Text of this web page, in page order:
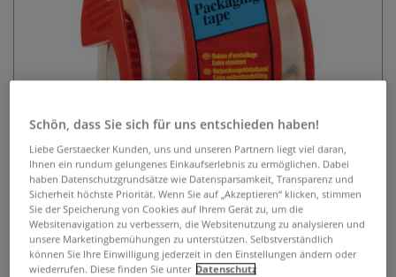
3M SCOTCH®
Verpackungsklebeband im
Schön, dass Sie sich für uns entschieden haben!
Liebe Gerstaecker Kunden, uns und unseren Partnern liegt viel daran,
Ihnen ein rundum gelungenes Einkaufserlebnis zu ermöglichen. Dabei
haben Datenschutzgrundsätze wie Datensparsamkeit, Transparenz und
Sicherheit höchste Priorität. Wenn Sie auf „Akzeptieren“ klicken, stimmen
Sie der Speicherung von Cookies auf Ihrem Gerät zu, um die
Websitenavigation zu verbessern, die Websitenutzung zu analysieren und
unsere Marketingbemühungen zu unterstützen. Selbstverständlich
können Sie Ihre Einwilligung jederzeit in den Einstellungen ändern oder
wiederrufen. Diese finden Sie unter Datenschutz